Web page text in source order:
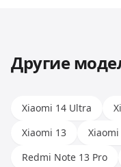
Другие
Xiaomi 14 Ultra
Xiaomi 13
Xiaomi
Redmi Note 13 Pro